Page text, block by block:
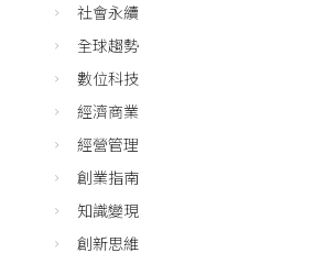
社會永續
全球趨勢
數位科技
經濟商業
經營管理
創業指南
知識變現
創新思維